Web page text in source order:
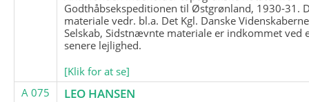
Godthåbsekspeditionen til Østgrønland, 1930-31.
materiale vedr. bl.a. Det Kgl. Danske
Selskab, Sidstnævnte materiale er indkommet ved
senere lejlighed.
[Klik for at se]
A 075
LEO HANSEN